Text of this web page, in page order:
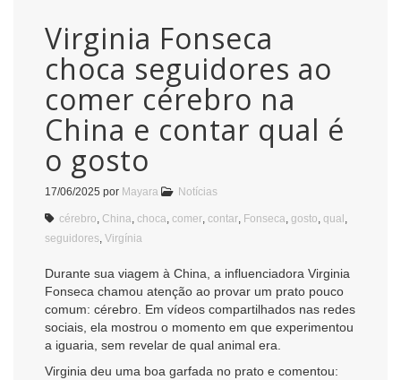
Virginia Fonseca
choca seguidores ao
comer cérebro na
China e contar qual é
o gosto
17/06/2025 por Mayara Notícias
cérebro China choca comer contar Fonseca gosto qual
seguidores Virgínia
Durante sua viagem à China, a influenciadora Virginia
Fonseca chamou atenção ao provar um prato pouco
comum: cérebro. Em vídeos compartilhados nas redes
sociais, ela mostrou o momento em que experimentou
a iguaria, sem revelar de qual animal era.
Virginia deu uma boa garfada no prato e comentou: